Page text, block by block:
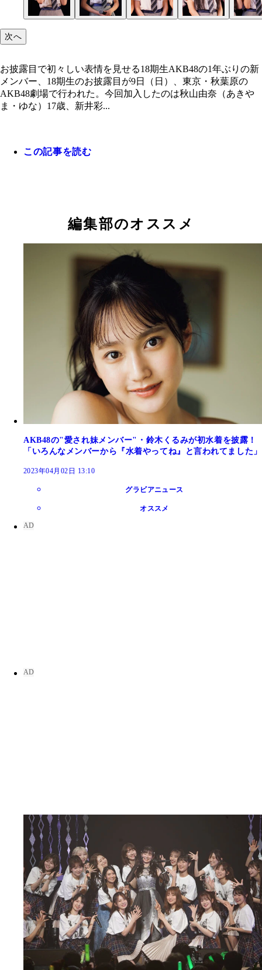
次へ
お披露目で初々しい表情を見せる18期生AKB48の1年ぶりの新
メンバー、18期生のお披露目が9日（日）、東京・秋葉原の
AKB48劇場で行われた。今回加入したのは秋山由奈（あきや
ま・ゆな）17歳、新井彩...
この記事を読む
編集部のオススメ
AKB48の"愛され妹メンバー"・鈴木くるみが初水着を披露！
「いろんなメンバーから『水着やってね』と言われてました」
2023年04月02日 13:10
グラビアニュース
オススメ